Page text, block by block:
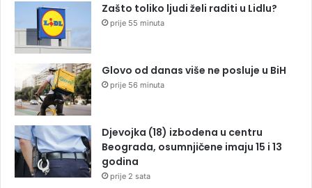
Zašto toliko ljudi želi raditi u Lidlu?
prije 55 minuta
Glovo od danas više ne posluje u BiH
prije 56 minuta
Djevojka (18) izbodena u centru
Beograda, osumnjičene imaju 15 i 13
godina
prije 2 sata